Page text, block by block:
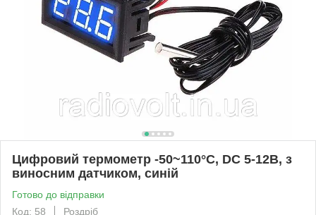
Цифровий термометр -50~110°C, DC 5-12В, з
виносним датчиком, синій
Готово до відправки
Код: 58
Роздріб